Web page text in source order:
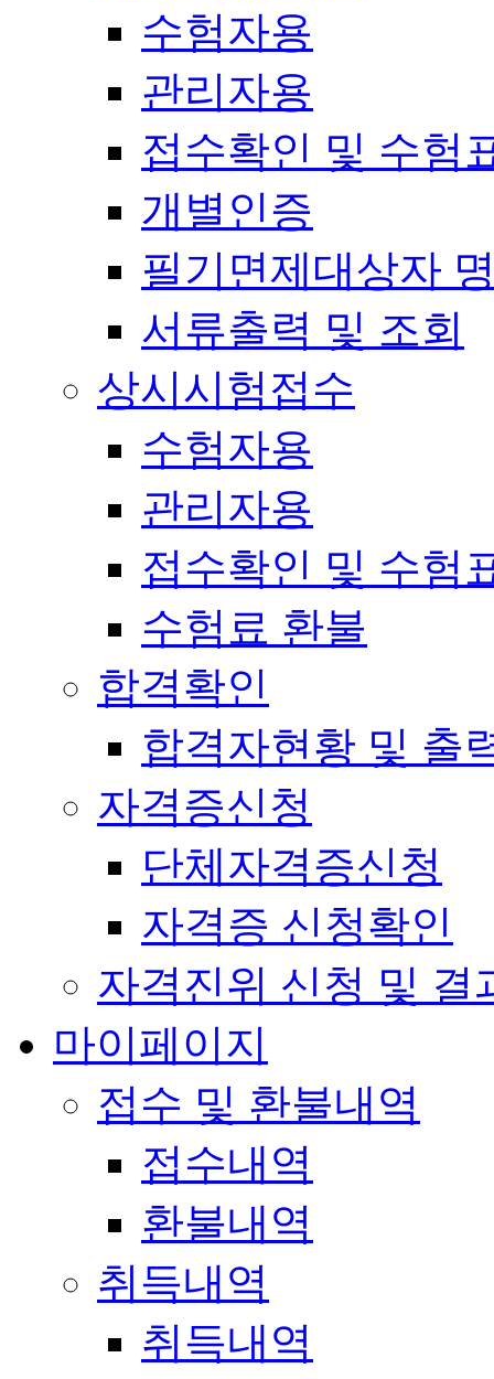
수험자용
관리자용
접수확인 및 수험
개별인증
필기면제대상자
서류출력 및 조회
상시시험접수
수험자용
관리자용
접수확인 및 수험
수험료 환불
합격확인
합격자현황 및 출
자격증신청
단체자격증신청
자격증 신청확인
자격진위 신청 및 결
마이페이지
접수 및 환불내역
접수내역
환불내역
취득내역
취득내역